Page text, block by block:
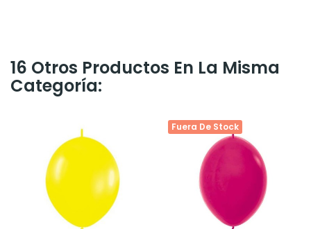
16 Otros Productos En La Misma
Categoría:
Fuera De Stock